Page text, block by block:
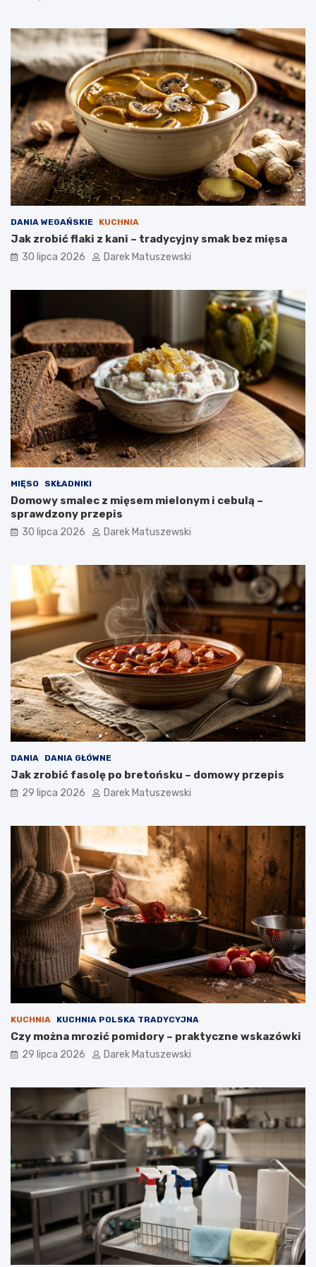
DANIA WEGAŃSKIE KUCHNIA
Jak zrobić flaki z kani – tradycyjny smak bez mięsa
30 lipca 2026 Darek Matuszewski
MIĘSO SKŁADNIKI
Domowy smalec z mięsem mielonym i cebulą –
sprawdzony przepis
30 lipca 2026 Darek Matuszewski
DANIA DANIA GŁÓWNE
Jak zrobić fasolę po bretońsku – domowy przepis
29 lipca 2026 Darek Matuszewski
KUCHNIA KUCHNIA POLSKA TRADYCYJNA
Czy można mrozić pomidory – praktyczne wskazówki
29 lipca 2026 Darek Matuszewski